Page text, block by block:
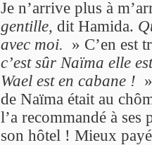
Je n’arrive plus à
gentille, dit Hamida.
avec moi. » C’en est
c’est sûr Naïma elle
Wael est en cabane !
de Naïma était au
l’a recommandé à
son hôtel ! Mieux